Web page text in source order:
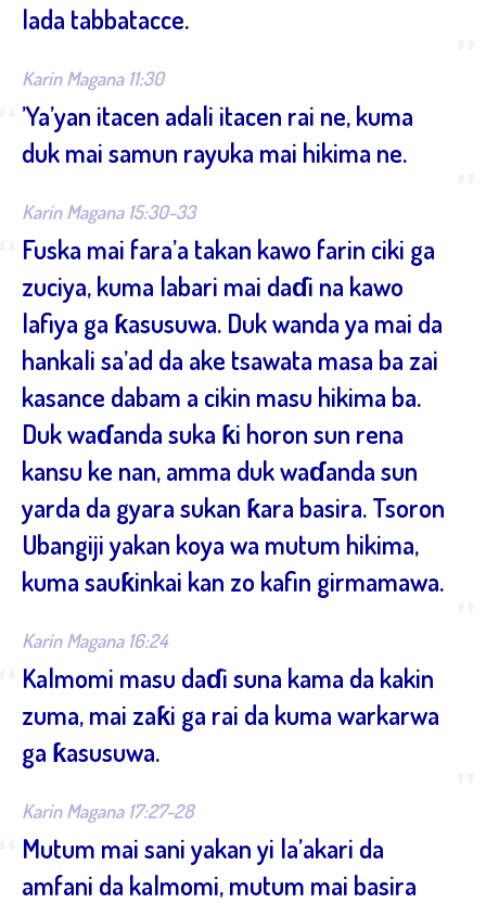
lada tabbatacce.
Karin Magana 11:30
’Ya’yan itacen adali itacen rai ne, kuma
duk mai samun rayuka mai hikima ne.
Karin Magana 15:30-33
Fuska mai fara’a takan kawo farin ciki ga
zuciya, kuma labari mai daɗi na kawo
lafiya ga ƙasusuwa. Duk wanda ya mai da
hankali sa’ad da ake tsawata masa ba zai
kasance dabam a cikin masu hikima ba.
Duk waɗanda suka ƙi horon sun rena
kansu ke nan, amma duk waɗanda sun
yarda da gyara sukan ƙara basira. Tsoron
Ubangiji yakan koya wa mutum hikima,
kuma sauƙinkai kan zo kafin girmamawa.
Karin Magana 16:24
Kalmomi masu daɗi suna kama da kakin
zuma, mai zaƙi ga rai da kuma warkarwa
ga ƙasusuwa.
Karin Magana 17:27-28
Mutum mai sani yakan yi la’akari da
amfani da kalmomi, mutum mai basira